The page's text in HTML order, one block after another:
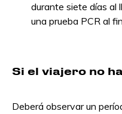
durante siete días al
una prueba PCR al
Si el viajero no
Deberá observar un